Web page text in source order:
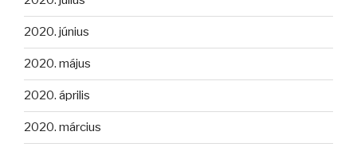
2020. június
2020. május
2020. április
2020. március